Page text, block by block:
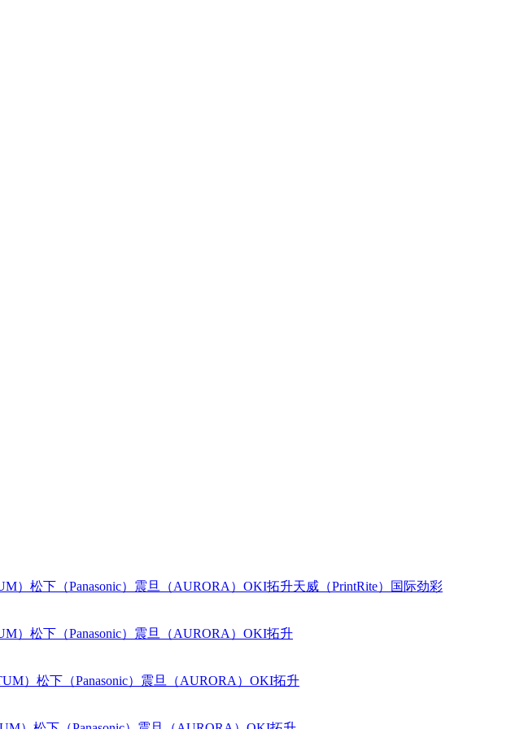
） 松下（Panasonic） 震旦（AURORA） OKI拓升天威（PrintRite） 国际劲彩
） 松下（Panasonic） 震旦（AURORA） OKI拓升
） 松下（Panasonic） 震旦（AURORA） OKI拓升